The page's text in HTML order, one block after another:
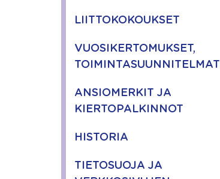
LIITTOKOKOUKSET
VUOSIKERTOMUKSET,
TOIMINTASUUNNITELMAT
ANSIOMERKIT JA
KIERTOPALKINNOT
HISTORIA
TIETOSUOJA JA